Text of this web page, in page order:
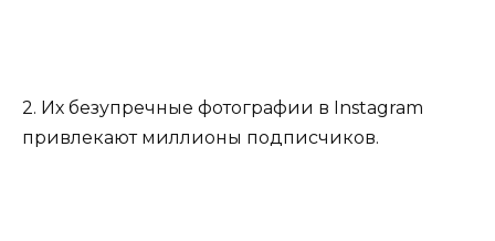
2. Их безупречные фотографии в Instagram
привлекают миллионы подписчиков.